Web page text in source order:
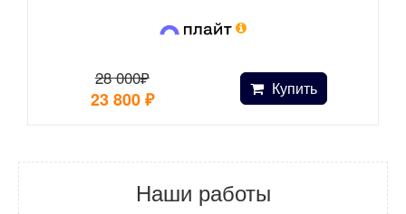
28 000₽
23 800₽ Купить
Наши работы